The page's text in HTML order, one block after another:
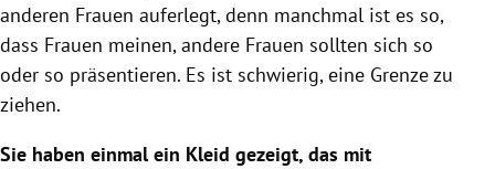
anderen Frauen auferlegt, denn manchmal ist es so,
dass Frauen meinen, andere Frauen sollten sich so
oder so präsentieren. Es ist schwierig, eine Grenze zu
ziehen.
Sie haben einmal ein Kleid gezeigt, das mit